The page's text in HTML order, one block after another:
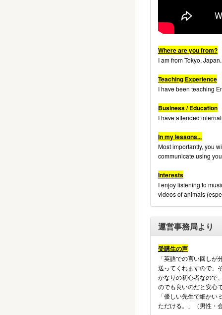
Where are you from?
I am from Tokyo, Japan.
Teaching Experience
I have been teaching
Business / Education
I have attended
In my lessons...
Most importantly, you
communicate using
Interests
I enjoy listening to
videos of animals
運営事務局より
受講生の声
「英語での言い回し
送ってくれますので、
かなりの初心者なので
のでも良いのだと安心
「優しい先生で細か
ただける。」（男性・